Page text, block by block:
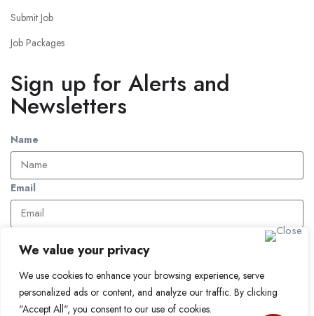
We value your privacy
We use cookies to enhance your browsing experience, serve
personalized ads or content, and analyze our traffic. By clicking
"Accept All", you consent to our use of cookies.
Submit Job
Job Packages
Sign up for Alerts and
Newsletters
Name
Email
Subscribe
© 2024 Find a Job in Africa. All rights reserved.